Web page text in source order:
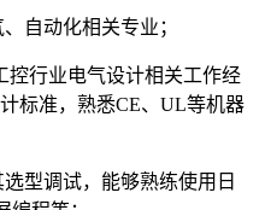
自动化相关专业；
控行业电气设计相关工作经
标准，熟悉CE、UL等机器
型调试，能够熟练使用日